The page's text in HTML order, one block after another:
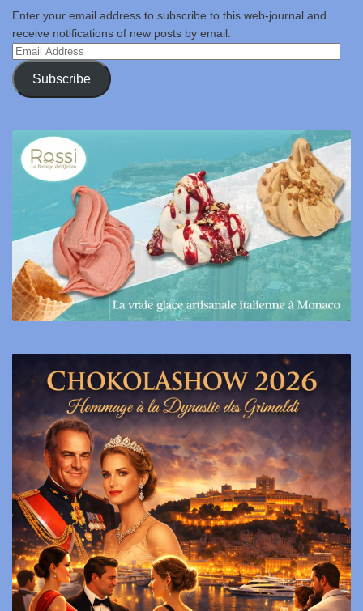
Enter your email address to subscribe to this web-journal and
receive notifications of new posts by email.
Email
Address
Subscribe